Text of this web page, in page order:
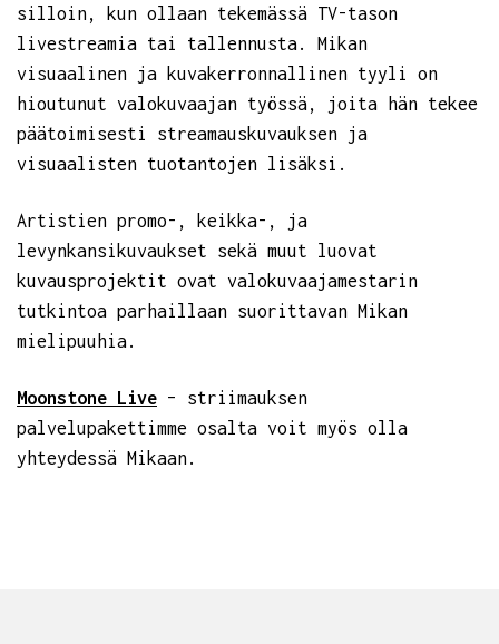
silloin, kun ollaan tekemässä TV-tason
livestreamia tai tallennusta. Mikan
visuaalinen ja kuvakerronnallinen tyyli on
hioutunut valokuvaajan työssä, joita hän tekee
päätoimisesti streamauskuvauksen ja
visuaalisten tuotantojen lisäksi.
Artistien promo-, keikka-, ja
levynkansikuvaukset sekä muut luovat
kuvausprojektit ovat valokuvaajamestarin
tutkintoa parhaillaan suorittavan Mikan
mielipuuhia.
Moonstone Live – striimauksen
palvelupakettimme osalta voit myös olla
yhteydessä Mikaan.